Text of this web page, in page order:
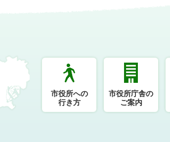
市役所への
行き方
市役所庁舎の
ご案内